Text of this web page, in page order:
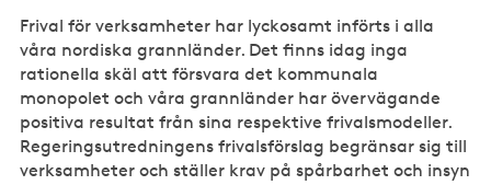
Frival för verksamheter har lyckosamt införts i alla
våra nordiska grannländer. Det finns idag inga
rationella skäl att försvara det kommunala
monopolet och våra grannländer har övervägande
positiva resultat från sina respektive frivalsmodeller.
Regeringsutredningens frivalsförslag begränsar sig till
verksamheter och ställer krav på spårbarhet och insyn